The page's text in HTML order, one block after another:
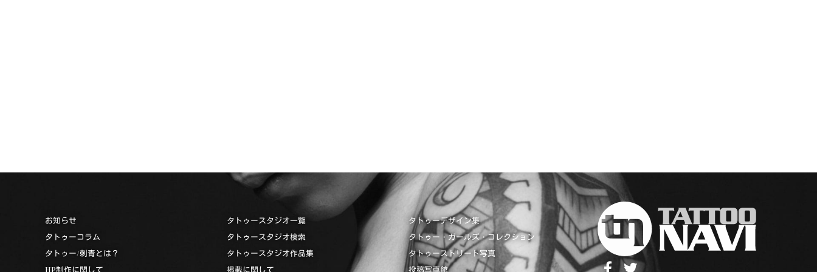
お知らせ
タトゥーコラム
タトゥー/刺青とは？
HP制作に関して
タトゥースタジオ一覧
タトゥースタジオ検索
タトゥースタジオ作品集
掲載に関して
タトゥーデザイン集
タトゥー・ガールズ・コレクション
タトゥーストリート写真
投稿写真館